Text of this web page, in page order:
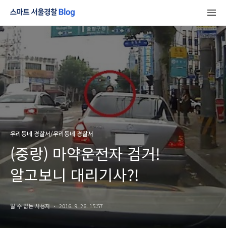
우리동네 경찰서/우리동네 경찰서
(중랑) 마약운전자 검거!
알고보니 대리기사?!
알 수 없는 사용자 2016. 9. 26. 15:57